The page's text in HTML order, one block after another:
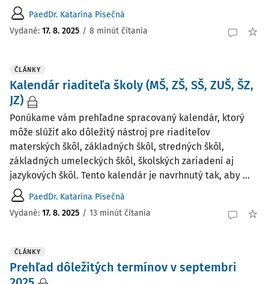
PaedDr. Katarína Písečná
Vydané: 17. 8. 2025 / 8 minút čítania
ČLÁNKY
Kalendár riaditeľa školy (MŠ, ZŠ, SŠ, ZUŠ, ŠZ,
JZ)
Ponúkame vám prehľadne spracovaný kalendár, ktorý
môže slúžiť ako dôležitý nástroj pre riaditeľov
materských škôl, základných škôl, stredných škôl,
základných umeleckých škôl, školských zariadení aj
jazykových škôl. Tento kalendár je navrhnutý tak, aby ...
PaedDr. Katarína Písečná
Vydané: 17. 8. 2025 / 13 minút čítania
ČLÁNKY
Prehľad dôležitých termínov v septembri